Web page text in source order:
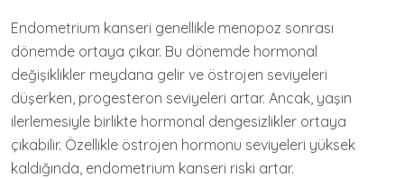
Endometrium kanseri genellikle menopoz sonrası
dönemde ortaya çıkar. Bu dönemde hormonal
değişiklikler meydana gelir ve östrojen seviyeleri
düşerken, progesteron seviyeleri artar. Ancak, yaşın
ilerlemesiyle birlikte hormonal dengesizlikler ortaya
çıkabilir. Özellikle östrojen hormonu seviyeleri yüksek
kaldığında, endometrium kanseri riski artar.